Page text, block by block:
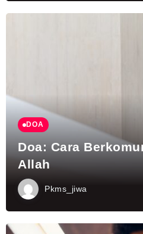
DOA
Doa: Cara
Allah
Pkms_jiwa